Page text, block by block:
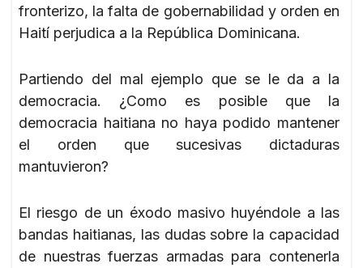
fronterizo, la falta de gobernabilidad y orden en
Haití perjudica a la República Dominicana.
Partiendo del mal ejemplo que se le da a la
democracia. ¿Como es posible que la
democracia haitiana no haya podido mantener
el orden que sucesivas dictaduras
mantuvieron?
El riesgo de un éxodo masivo huyéndole a las
bandas haitianas, las dudas sobre la capacidad
de nuestras fuerzas armadas para contenerla